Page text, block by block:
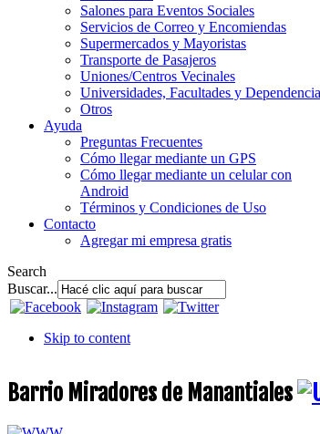
Salones para Eventos Sociales
Servicios de Correo y Encomiendas
Supermercados y Mayoristas
Transporte de Pasajeros
Uniones/Centros Vecinales
Universidades, Facultades y
Otros
Ayuda
Preguntas Frecuentes
Cómo llegar mediante un GPS
Cómo llegar mediante un celular con
Android
Términos y Condiciones de Uso
Contacto
Agregar mi empresa gratis
Search
Buscar...
Skip to content
Barrio Miradores de Manantiales